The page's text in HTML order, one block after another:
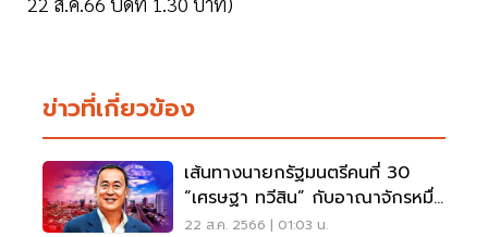
ข่าวที่เกี่ยวข้อง
เส้นทางนายกรัฐมนตรีคนที่ 30
“เศรษฐา ทวีสิน” กับอาณาจักรหมื่น
ล้าน
22 ส.ค. 2566 | 01:03 น.